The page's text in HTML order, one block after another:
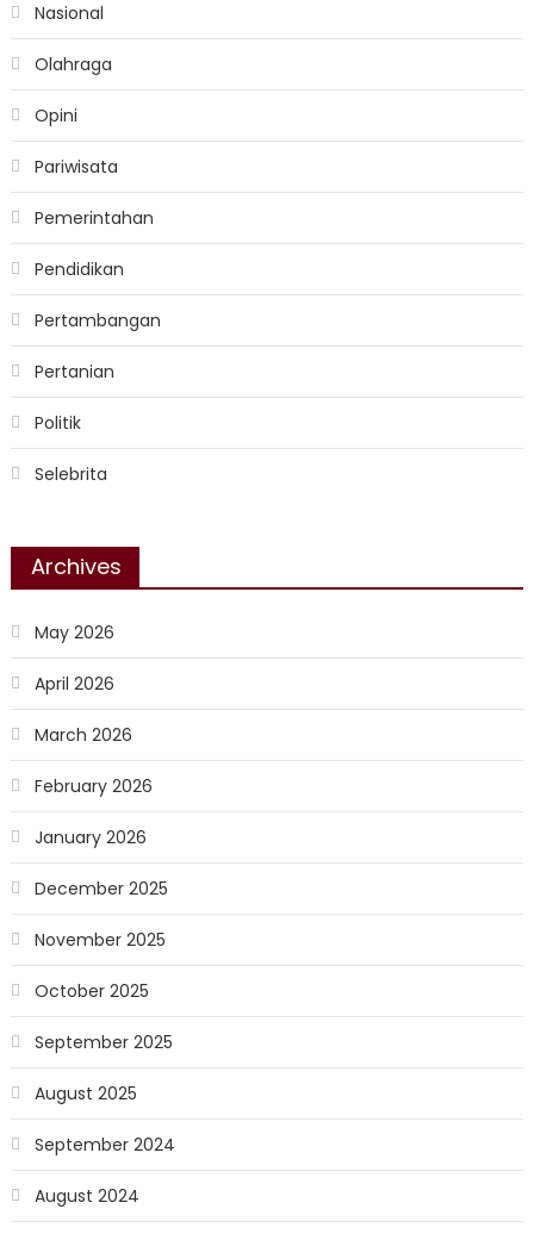
Nasional
Olahraga
Opini
Pariwisata
Pemerintahan
Pendidikan
Pertambangan
Pertanian
Politik
Selebrita
Archives
May 2026
April 2026
March 2026
February 2026
January 2026
December 2025
November 2025
October 2025
September 2025
August 2025
September 2024
August 2024